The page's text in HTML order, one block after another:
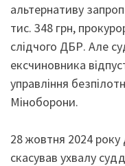
альтернативу
тис. 348 грн,
слідчого ДБР. Але
ексчиновника
управління
Міноборони.
28 жовтня 2024 року
скасував ухвалу